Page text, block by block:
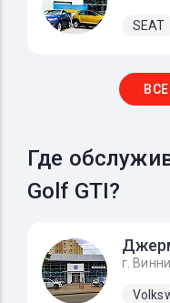
SEAT
Где
Golf GTI?
г.